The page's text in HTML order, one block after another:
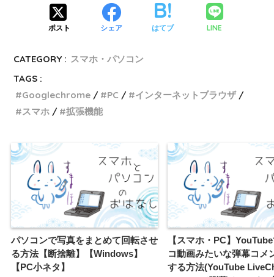
ポスト シェア はてブ LINE
CATEGORY : スマホ・パソコン
TAGS :
Googlechrome
PC
インターネットブラウザ
スマホ
拡張機能
パソコンで写真をまとめて回転させ
る方法【断捨離】【Windows】
【PC小ネタ】
【スマホ・PC】
コ動画みたいな弾幕コメ
する方法(YouTube